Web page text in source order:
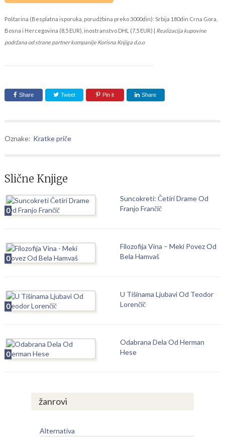
Poštarina (Besplatna isporuka, porudžbina preko 3000din): Srbija 180din Crna Gora,
Bosna i Hercegovina (8,5 EUR), inostranstvo DHL (7,5 EUR) | Realizacija kupovine
podržana od strane partner kompanije Korisna Knjiga d.o.o
Share Tweet Pin it Share
Oznake: Kratke priče
Slične Knjige
0
Suncokreti: Četiri Drame Od
Franjo Frančič
0
Filozofija Vina – Meki Povez Od
Bela Hamvaš
0
U Tišinama Ljubavi Od Teodor
Lorenčič
0
Odabrana Dela Od Herman
Hese
žanrovi
Alternativa